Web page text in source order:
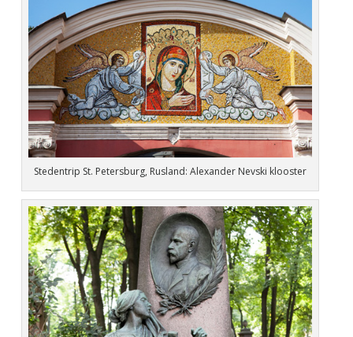
Stedentrip St. Petersburg, Rusland: Alexander Nevski klooster